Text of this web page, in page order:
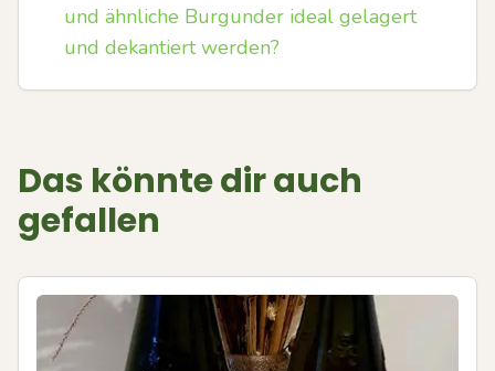
und ähnliche Burgunder ideal gelagert
und dekantiert werden?
Das könnte dir auch
gefallen